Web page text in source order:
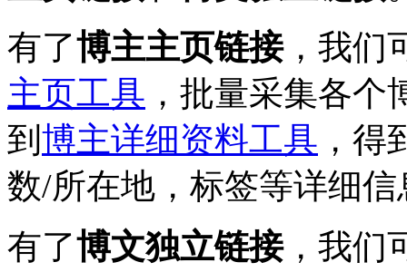
有了博主主页链接，我们
主页工具 ，批量采集各
到博主详细资料工具 ，
数/所在地，标签等详细信
有了博文独立链接，我们